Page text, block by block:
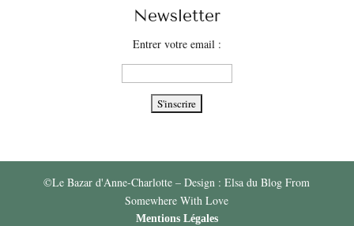
Newsletter
Entrer votre email :
©Le Bazar d'Anne-Charlotte – Design : Elsa du Blog From
Somewhere With Love
Mentions Légales